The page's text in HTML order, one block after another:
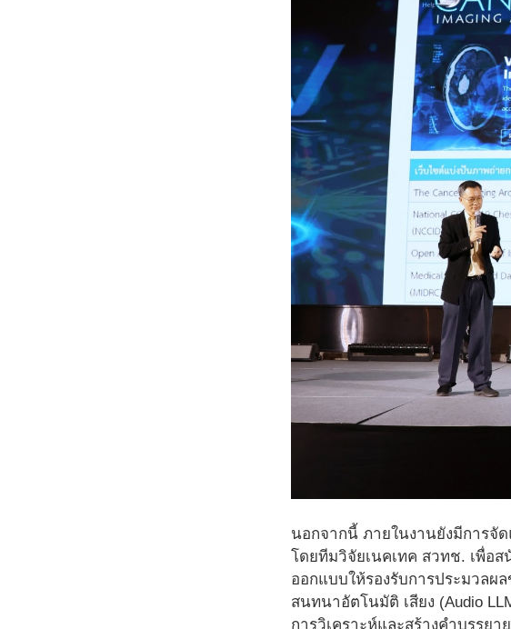
นอกจากนี้ ภายในงานยังมีการจั
โดยทีมวิจัยเนคเทค สวทช. เพื่อส
ออกแบบให้รองรับการประมวลผ
สนทนาอัตโนมัติ เสียง (Audio
การวิเคราะห์และสร้างคำบรรย